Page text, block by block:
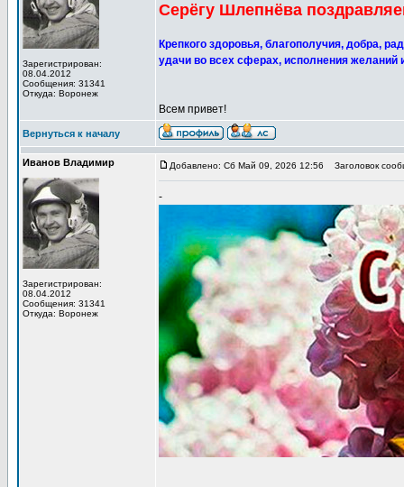
Зарегистрирован:
08.04.2012
Сообщения: 31341
Откуда: Воронеж
Серёгу Шлепнёва
Крепкого здоровья, благополучия, добра,
удачи во всех сферах, исполнения желаний
Всем привет!
Вернуться к началу
Иванов Владимир
Зарегистрирован:
08.04.2012
Сообщения: 31341
Откуда: Воронеж
Добавлено: Сб Май 09, 2026 12:56 Заголовок
-